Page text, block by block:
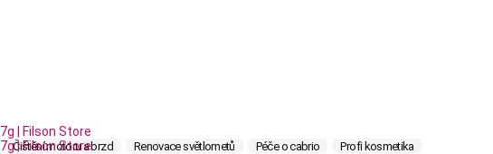
Čištění motoru a brzd Renovace světlometů Péče o cabrio
Profi kosmetika